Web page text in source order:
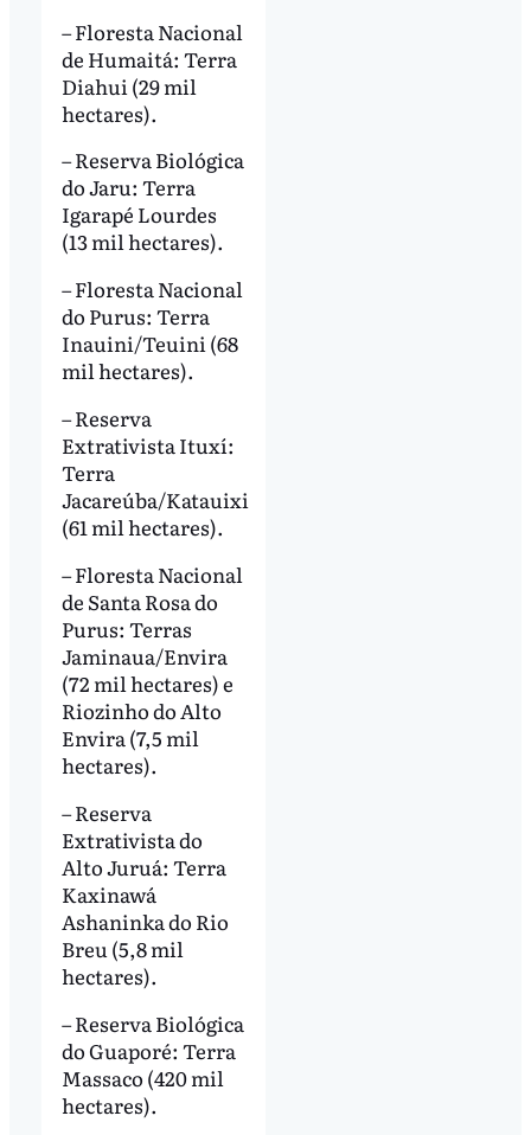
– Floresta Nacional
de Humaitá: Terra
Diahui (29 mil
hectares).
– Reserva Biológica
do Jaru: Terra
Igarapé Lourdes
(13 mil hectares).
– Floresta Nacional
do Purus: Terra
Inauini/Teuini (68
mil hectares).
– Reserva
Extrativista Ituxí:
Terra
Jacareúba/Katauixi
(61 mil hectares).
– Floresta Nacional
de Santa Rosa do
Purus: Terras
Jaminaua/Envira
(72 mil hectares) e
Riozinho do Alto
Envira (7,5 mil
hectares).
– Reserva
Extrativista do
Alto Juruá: Terra
Kaxinawá
Ashaninka do Rio
Breu (5,8 mil
hectares).
– Reserva Biológica
do Guaporé: Terra
Massaco (420 mil
hectares).